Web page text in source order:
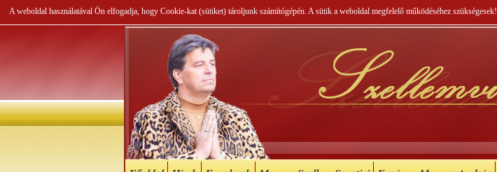
A weboldal használatával Ön elfogadja, hogy Cookie-kat (sütiket) tároljunk számítógépén. A sütik a weboldal megfelelő működéséhez szükségesek!